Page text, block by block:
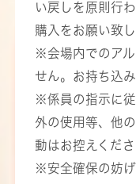
い戻しを原則行
購入をお願い致し
※会場内でのア
せん。お持ち込
※係員の指示に
外の使用等、他
動はお控えくださ
※安全確保の妨